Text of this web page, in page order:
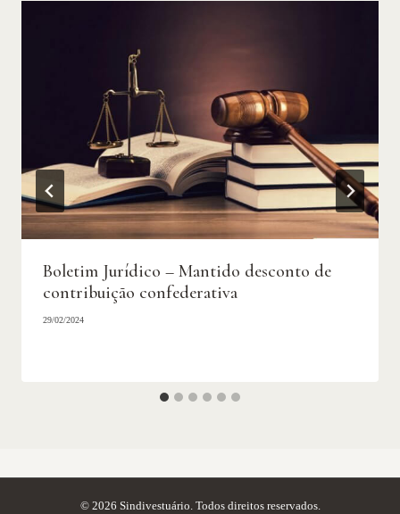
Boletim Jurídico – Mantido desconto de
contribuição confederativa
29/02/2024
© 2026 Sindivestuário. Todos direitos reservados.